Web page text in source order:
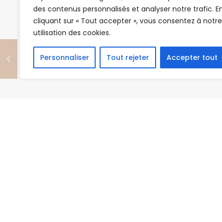
des contenus personnalisés et analyser notre trafic.
cliquant sur « Tout accepter », vous consentez à notre
utilisation des cookies.
Personnaliser Tout rejeter Accepter tout